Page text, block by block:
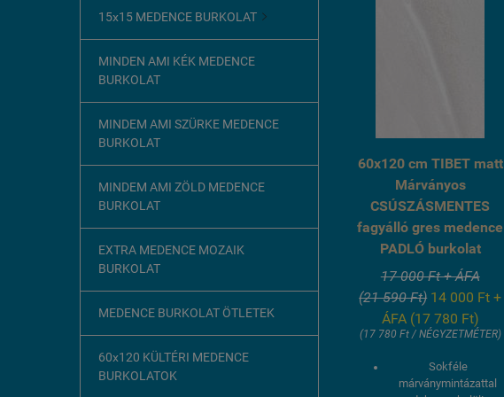
15x15 MEDENCE BURKOLAT 
MINDEN AMI KÉK MEDENCE
BURKOLAT
MINDEM AMI SZÜRKE MEDENCE
BURKOLAT
MINDEM AMI ZÖLD MEDENCE
BURKOLAT
EXTRA MEDENCE MOZAIK
BURKOLAT
MEDENCE BURKOLAT ÖTLETEK
60x120 KÜLTÉRI MEDENCE
BURKOLATOK
60x120 cm TIBET matt
Márványos
CSÚSZÁSMENTES
fagyálló gres medence
PADLÓ burkolat
17 000 Ft + ÁFA
(21 590 Ft) 14 000 Ft +
ÁFA (17 780 Ft)
(17 780 Ft / NÉGYZETMÉTER)
Sokféle
márványmintázattal